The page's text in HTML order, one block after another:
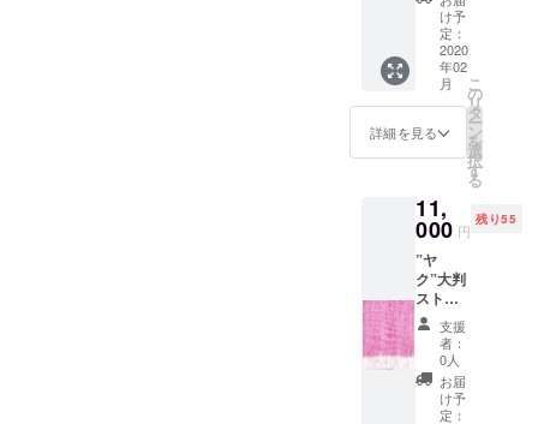
ば、大
地の上
のどこ
でもで
きるの
がタイ
古式を
ベース
とした
ヒーリ
ングセ
ラピー
です。
期限は
無期限
でJUN
が生き
ている
限りで
す。達
成後、
こでも
できる
のがタ
イ古式
をベー
スとし
たJUN
のヒー
リング
ピーで
す。期
限は
JUNが
生きて
いる限
りで
す。達
成後、
チケッ
トを
メール
チュラ
ルな色
です。
集毛時
期のヤ
クの状
態によ
ござい
ます。
あらか
じめご
了承く
ださい
ませ。
素材：
ヤク
ウール
100%
送料無
ト】男
女兼用
サイ
ズ 幅
90cm×
長さ
180cm
※手織り
生産の
若干の
誤差は
ご了承
くださ
い。 ホ
ワイト
と茶系
は、染
めや漂
白がな
いナ
チュラ
け予
定：
2020
年02
月
詳細を見る
こ
の
リ
タ
ー
ン
を
選
択
す
る
11,
000 円
残り55
”ヤ
ク”大判
ストー
ル
【ピン
ク×ホワ
イト】
男女兼
支援
者：
0人
お届
け予
定：